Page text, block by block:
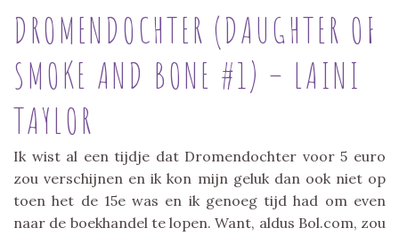
DROMENDOCHTER (DAUGHTER OF
SMOKE AND BONE #1) – LAINI
TAYLOR
Ik wist al een tijdje dat Dromendochter voor 5 euro
zou verschijnen en ik kon mijn geluk dan ook niet op
toen het de 15e was en ik genoeg tijd had om even
naar de boekhandel te lopen. Want, aldus Bol.com, zou